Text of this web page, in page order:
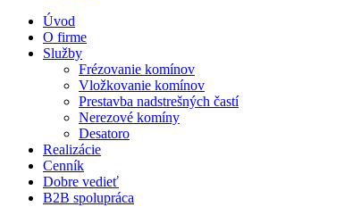
Úvod
O firme
Služby
Frézovanie komínov
Vložkovanie komínov
Prestavba nadstrešných častí
Nerezové komíny
Desatoro
Realizácie
Cenník
Dobre vedieť
B2B spolupráca